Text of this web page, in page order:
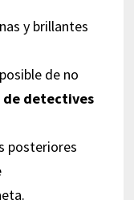
y brillantes
de no
de detectives
posteriores